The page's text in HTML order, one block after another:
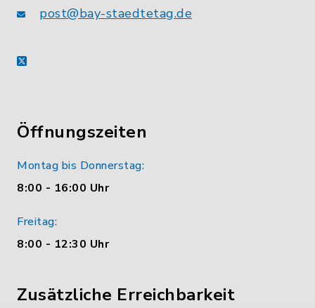
post@bay-staedtetag.de
X
Öffnungszeiten
Montag bis Donnerstag:
8:00 - 16:00 Uhr
Freitag:
8:00 - 12:30 Uhr
Zusätzliche Erreichbarkeit